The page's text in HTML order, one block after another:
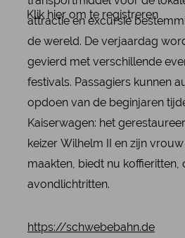
attractie en excursie
de wereld. De verjaardag
gevierd met verschillende
festivals. Passagiers kunnen
opdoen van de beginjaren
Kaiserwagen: het
keizer Wilhelm II en zijn
maakten, biedt nu koffieritten,
avondlichtritten.
https://schwebebahn.de
Klik hier om te registreren